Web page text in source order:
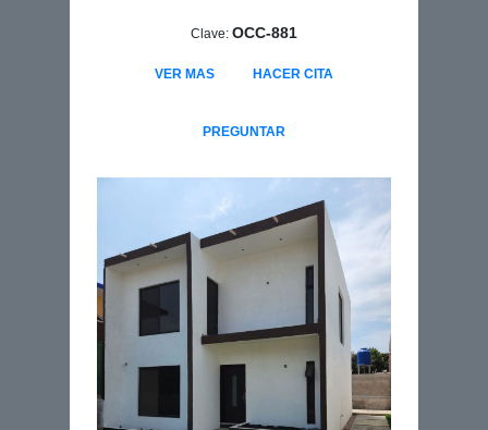
Clave: OCC-881
VER MAS HACER CITA
PREGUNTAR